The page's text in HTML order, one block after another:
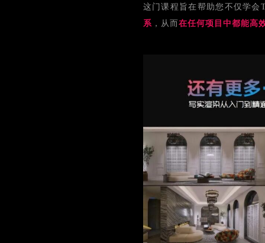
这门课程旨在帮助您不仅学
系 ，从而在任何项目中都能高